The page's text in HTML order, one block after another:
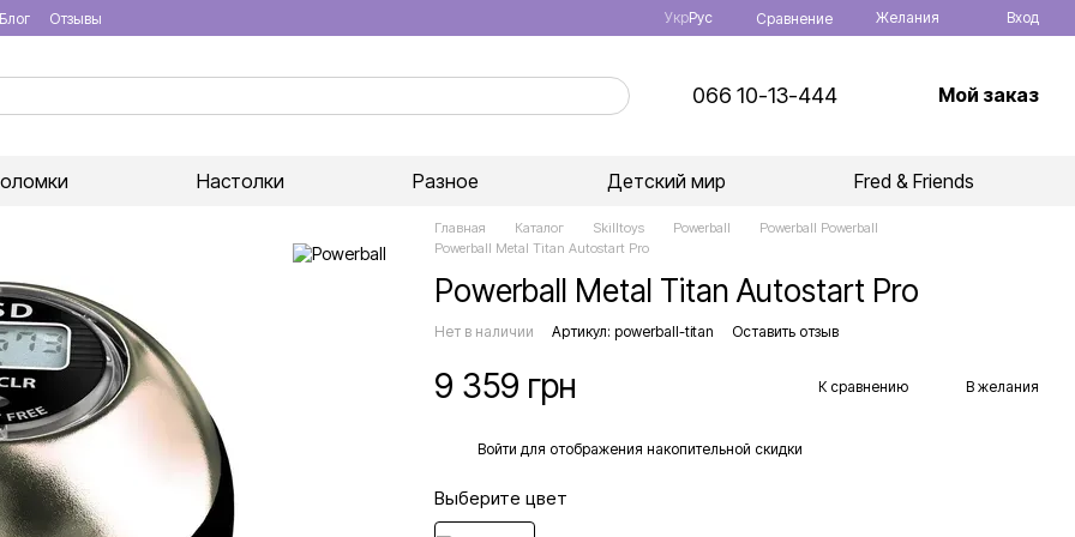
Блог Отзывы УкрРус Сравнение Желания Вход
066 10-13-444 Мой заказ
Настолки Разное Детский мир Fred & Friends
Главная Каталог Skilltoys Powerball
Powerball Powerball
Powerball Metal Titan Autostart Pro
Powerball Metal Titan Autostart Pro
Нет в наличии Артикул: powerball-titan Оставить отзыв
9 359 грн К сравнению В желания
Войти для отображения накопительной скидки
Выберите цвет